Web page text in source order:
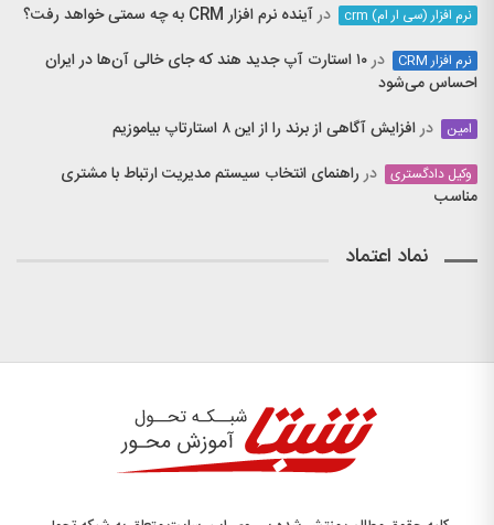
نرم افزار (سی ار ام) crm درآینده نرم افزار CRM به چه سمتی خواهد رفت؟
نرم افزار CRM در
۱۰ استارت آپ جدید هند که جای خالی آن‌ها در ایران
احساس می‌شود
امین درافزایش آگاهی از برند را از این ۸ استارتاپ بیاموزیم
وکیل دادگستری درراهنمای انتخاب سیستم مدیریت ارتباط با مشتری
مناسب
نماد اعتماد